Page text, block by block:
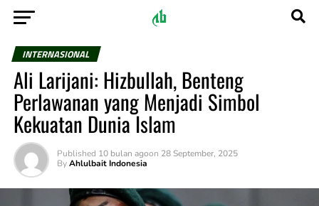
INTERNASIONAL
Ali Larijani: Hizbullah, Benteng
Perlawanan yang Menjadi Simbol
Kekuatan Dunia Islam
Published 10 bulan agoon 28 September, 2025
By Ahlulbait Indonesia